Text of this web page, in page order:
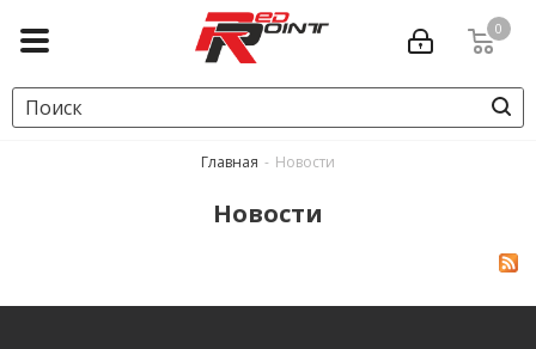
0
Главная - Новости
Новости